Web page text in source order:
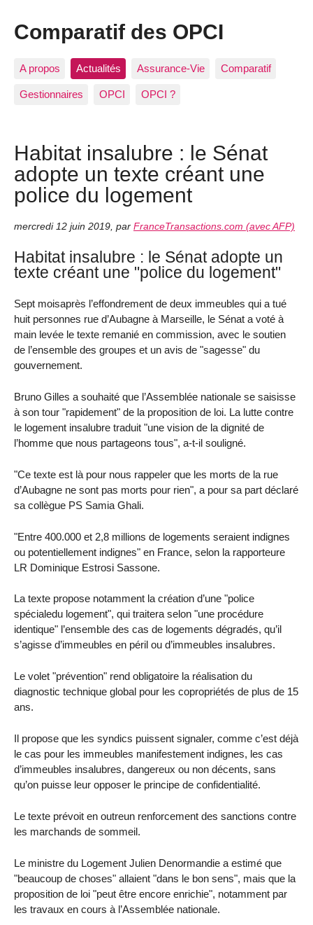
Comparatif des OPCI
A propos Actualités Assurance-Vie Comparatif
Gestionnaires OPCI OPCI ?
Habitat insalubre : le Sénat
adopte un texte créant une
police du logement
mercredi 12 juin 2019 par FranceTransactions.com (avec AFP)
Habitat insalubre : le Sénat adopte un
texte créant une "police du logement"
Sept moisaprès l’effondrement de deux immeubles qui a tué
huit personnes rue d’Aubagne à Marseille, le Sénat a voté à
main levée le texte remanié en commission, avec le soutien
de l’ensemble des groupes et un avis de "sagesse" du
gouvernement.
Bruno Gilles a souhaité que l’Assemblée nationale se saisisse
à son tour "rapidement" de la proposition de loi. La lutte contre
le logement insalubre traduit "une vision de la dignité de
l’homme que nous partageons tous", a-t-il souligné.
"Ce texte est là pour nous rappeler que les morts de la rue
d’Aubagne ne sont pas morts pour rien", a pour sa part déclaré
sa collègue PS Samia Ghali.
"Entre 400.000 et 2,8 millions de logements seraient indignes
ou potentiellement indignes" en France, selon la rapporteure
LR Dominique Estrosi Sassone.
La texte propose notamment la création d’une "police
spécialedu logement", qui traitera selon "une procédure
identique" l’ensemble des cas de logements dégradés, qu’il
s’agisse d’immeubles en péril ou d’immeubles insalubres.
Le volet "prévention" rend obligatoire la réalisation du
diagnostic technique global pour les copropriétés de plus de 15
ans.
Il propose que les syndics puissent signaler, comme c’est déjà
le cas pour les immeubles manifestement indignes, les cas
d’immeubles insalubres, dangereux ou non décents, sans
qu’on puisse leur opposer le principe de confidentialité.
Le texte prévoit en outreun renforcement des sanctions contre
les marchands de sommeil.
Le ministre du Logement Julien Denormandie a estimé que
"beaucoup de choses" allaient "dans le bon sens", mais que la
proposition de loi "peut être encore enrichie", notamment par
les travaux en cours à l’Assemblée nationale.